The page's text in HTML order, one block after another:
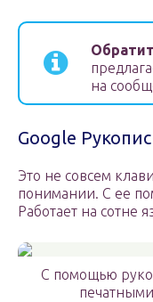
на
Google
Это не совсем
понимании. С ее
Работает на сотне
С помощью